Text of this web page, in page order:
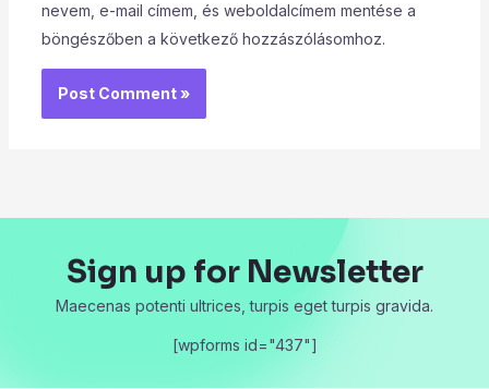
nevem, e-mail címem, és weboldalcímem mentése a
böngészőben a következő hozzászólásomhoz.
Sign up for Newsletter
Maecenas potenti ultrices, turpis eget turpis gravida.
[wpforms id="437"]